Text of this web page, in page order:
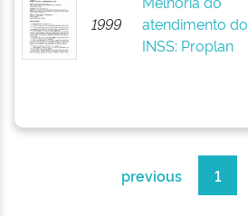
1999
atendimento do
INSS: Proplan
previous 1